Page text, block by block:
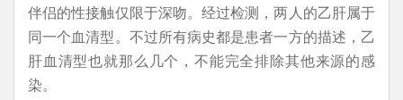
伴侣的性接触仅限于深吻。经过检测，两人的乙肝属于
同一个血清型。不过所有病史都是患者一方的描述，乙
肝血清型也就那么几个，不能完全排除其他来源的感
染。